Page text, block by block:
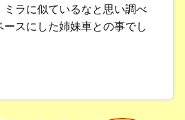
ミラに似ているなと思い調べ
スにした姉妹車との事でし